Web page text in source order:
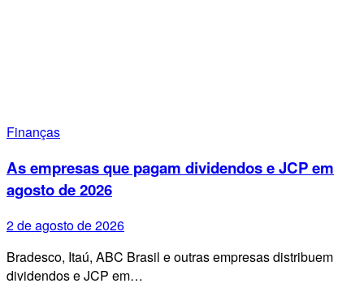
Finanças
As empresas que pagam dividendos e JCP em
agosto de 2026
2 de agosto de 2026
Bradesco, Itaú, ABC Brasil e outras empresas distribuem
dividendos e JCP em…